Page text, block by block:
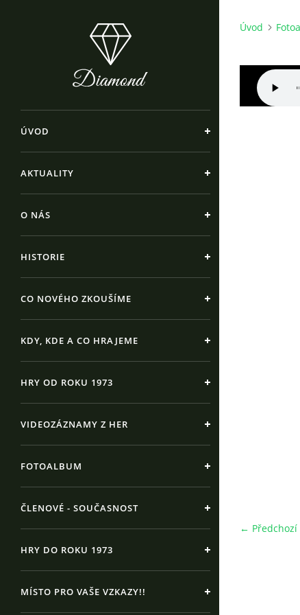
ÚVOD
AKTUALITY
O NÁS
HISTORIE
CO NOVÉHO ZKOUŠÍME
KDY, KDE A CO HRAJEME
HRY OD ROKU 1973
VIDEOZÁZNAMY Z HER
FOTOALBUM
ČLENOVÉ - SOUČASNOST
HRY DO ROKU 1973
MÍSTO PRO VAŠE VZKAZY!!
Úvod
← Předchozí